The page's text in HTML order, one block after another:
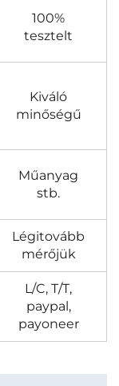
100%
tesztelt
Kiváló
minőségű
Műanyag
stb.
Légitovább
mérőjük
L/C, T/T,
paypal,
payoneer